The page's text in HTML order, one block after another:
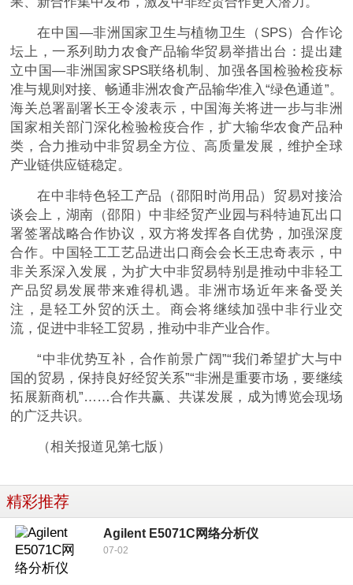
在中国—非洲国家卫生与植物卫生（SPS）合作论
坛上，一系列助力农食产品输华贸易举措出台：提出建
立中国—非洲国家SPS联络机制、加强各国检验检疫标
准与规则对接、畅通非洲农食产品输华准入“绿色通道”。
海关总署副署长王令浚表示，中国海关将进一步与非洲
国家相关部门深化检验检疫合作，扩大输华农食产品种
类，合力推动中非贸易全方位、高质量发展，维护全球
产业链供应链稳定。
在中非特色轻工产品（邵阳时尚用品）贸易对接洽
谈会上，湖南（邵阳）中非经贸产业园与科特迪瓦出口
署签署战略合作协议，双方将发挥各自优势，加强深度
合作。中国轻工工艺品进出口商会会长王忠奇表示，中
非关系深入发展，为扩大中非贸易特别是推动中非轻工
产品贸易发展带来难得机遇。非洲市场近年来备受关
注，是轻工外贸的沃土。商会将继续加强中非行业交
流，促进中非轻工贸易，推动中非产业合作。
“中非优势互补，合作前景广阔”“我们希望扩大与中
国的贸易，保持良好经贸关系”“非洲是重要市场，要继续
拓展新商机”……合作共赢、共谋发展，成为博览会现场
的广泛共识。
（相关报道见第七版）
精彩推荐
Agilent E5071C网络分析仪
07-02